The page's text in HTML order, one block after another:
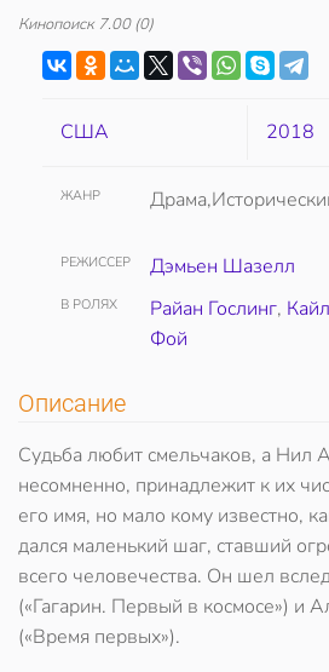
Кинопоиск 7.00(0)
США 2018
ЖАНР
РЕЖИССЕР Дэмьен Шазелл
В РОЛЯХ Райан Гослинг,
Фой
Описание
Судьба любит смельчаков, а Нил
несомненно, принадлежит к их
его имя, но мало кому известно,
дался маленький шаг, ставший
всего человечества. Он шел
(«Гагарин. Первый в космосе») и
(«Время первых»).